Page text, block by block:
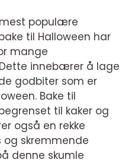
populære
til Halloween har
mange
innebærer å lage
godbiter som er
Bake til
til kaker og
også en rekke
og skremmende
denne skumle